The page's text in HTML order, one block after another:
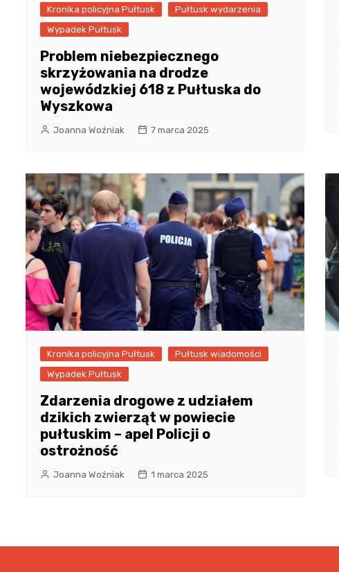
Kronika policyjna Pułtusk
Pułtusk wydarzenia
Wypadek Pułtusk
Problem niebezpiecznego
skrzyżowania na drodze
wojewódzkiej 618 z Pułtuska do
Wyszkowa
Joanna Woźniak 7 marca 2025
Kronika policyjna Pułtusk
Pułtusk wiadomości
Wypadek Pułtusk
Zdarzenia drogowe z udziałem
dzikich zwierząt w powiecie
pułtuskim – apel Policji o
ostrożność
Joanna Woźniak 1 marca 2025